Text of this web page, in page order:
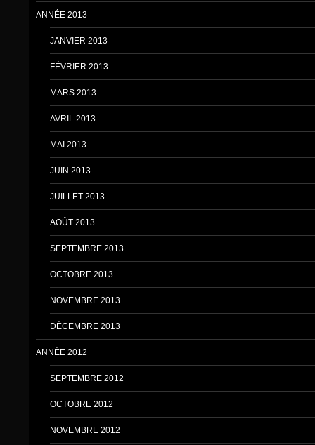
ANNÉE 2013
JANVIER 2013
FÉVRIER 2013
MARS 2013
AVRIL 2013
MAI 2013
JUIN 2013
JUILLET 2013
AOÛT 2013
SEPTEMBRE 2013
OCTOBRE 2013
NOVEMBRE 2013
DÉCEMBRE 2013
ANNÉE 2012
SEPTEMBRE 2012
OCTOBRE 2012
NOVEMBRE 2012